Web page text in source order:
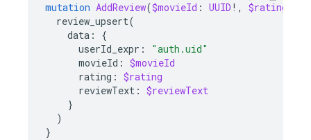
mutation AddReview($movieId : UUID !, $rating
review_upsert(
data :
{
userId_expr :
"auth.uid"
movieId : $movieId
rating : $rating
reviewText : $reviewText
}
)
}